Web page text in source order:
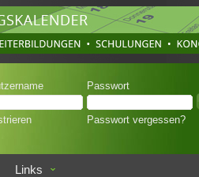
Passwort
Passwort vergessen?
Links